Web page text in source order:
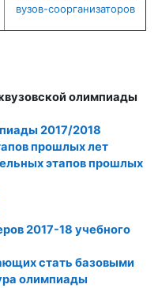
вузов-соорганизаторов
олимпиады
2017/2018
прошлых лет
этапов прошлых
2017-18 учебного
стать базовыми
олимпиады